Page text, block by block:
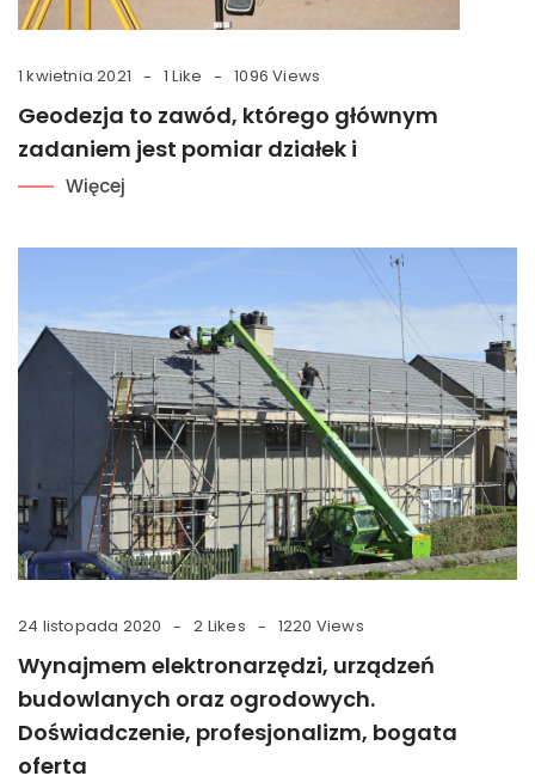
1 kwietnia 2021 1 Like 1096 Views
Geodezja to zawód, którego głównym
zadaniem jest pomiar działek i
Więcej
24 listopada 2020 2 Likes 1220 Views
Wynajmem elektronarzędzi, urządzeń
budowlanych oraz ogrodowych.
Doświadczenie, profesjonalizm, bogata
oferta